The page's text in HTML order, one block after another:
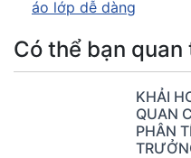
áo lớp dễ dàng
Có thể bạn quan
KHẢI
QUAN
PHÂN